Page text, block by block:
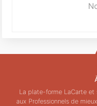
La plate-forme LaCarte
aux Professionnels de